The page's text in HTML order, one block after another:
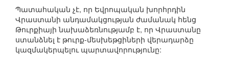
Պատահական չէ, որ Եվրոպական խորհրդին
Վրաստանի անդամակցության ժամանակ հենց
Թուրքիայի նախաձեռնությամբ է, որ Վրաստանը
ստանձնել է թուրք-մեսխեթցիների վերադարձը
կազմակերպելու պարտավորությունը: